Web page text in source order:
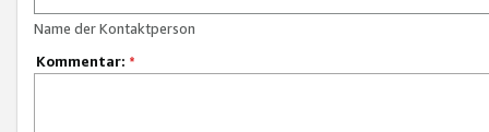
Name der Kontaktperson
Kommentar: *